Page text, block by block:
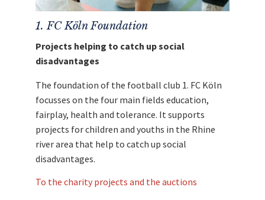
1. FC Köln Foundation
Projects helping to catch up social
disadvantages
The foundation of the football club 1. FC Köln
focusses on the four main fields education,
fairplay, health and tolerance. It supports
projects for children and youths in the Rhine
river area that help to catch up social
disadvantages.
To the charity projects and the auctions